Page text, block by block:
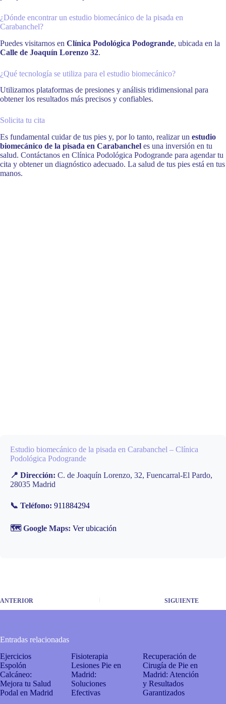
¿Dónde encontrar un estudio biomecánico de la pisada en
Carabanchel?
Puedes visitarnos en Clínica Podológica Podogrande, ubicada en la
Calle de Joaquín Lorenzo 32.
¿Qué tecnología se utiliza para el estudio biomecánico?
Utilizamos plataformas de presiones y análisis tridimensional para
obtener los resultados más precisos y confiables.
Solicita tu cita
Es fundamental cuidar de tus pies y, por lo tanto, realizar un estudio
biomecánico de la pisada en Carabanchel es una inversión en tu
salud. Contáctanos en Clínica Podológica Podogrande para agendar tu
cita y obtener un diagnóstico adecuado. La salud de tus pies está en tus
manos.
Estudio biomecánico de la pisada en Carabanchel – Clínica
Podológica Podogrande
📍 Dirección: C. de Joaquín Lorenzo, 32, Fuencarral-El Pardo,
28035 Madrid
📞 Teléfono: 911884294
🗺️ Google Maps: Ver ubicación
ANTERIOR SIGUIENTE
Entradas relacionadas
Ejercicios
Espolón
Calcáneo:
Mejora tu Salud
Podal en Madrid
Fisioterapia
Lesiones Pie en
Madrid:
Soluciones
Efectivas
Recuperación de
Cirugía de Pie en
Madrid: Atención
y Resultados
Garantizados